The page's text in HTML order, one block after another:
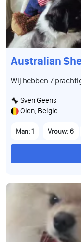
Australian
Wij hebben 7
Sven Geens
Olen, Belgie
Man: 1 Vrouw: 6